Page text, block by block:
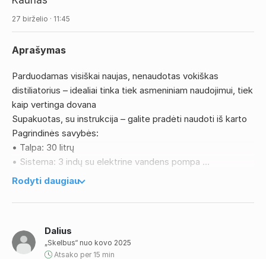
27 birželio · 11:45
Dalius
„Skelbus“ nuo kovo 2025
Atsako per 15 min
Aprašymas
Parduodamas visiškai naujas, nenaudotas vokiškas
distiliatorius – idealiai tinka tiek asmeniniam naudojimui, tiek
kaip vertinga dovana
Supakuotas, su instrukcija – galite pradėti naudoti iš karto
Pagrindinės savybės:
• Talpa: 30 litrų
• Sistema: 3 indų su elektrine vandens pompa
• Medžiaga: aukštos kokybės nerūdijantis plienas
• 30L nerūdijančio plieno katilas
• Papildomas kondensato sodrinimo indas
• Oro vožtuvas fermentacijai
Rodyti daugiau